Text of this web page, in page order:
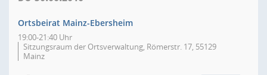
Ortsbeirat Mainz-Ebersheim
19:00-21:40 Uhr
Sitzungsraum der Ortsverwaltung, Römerstr. 17, 55129
Mainz